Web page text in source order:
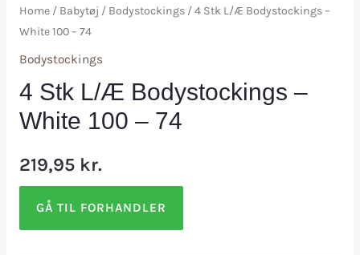
Home/ Babytøj / Bodystockings/ 4 Stk L/Æ Bodystockings –
White 100 – 74
Bodystockings
4 Stk L/Æ Bodystockings –
White 100 – 74
219,95 kr.
GÅ TIL FORHANDLER